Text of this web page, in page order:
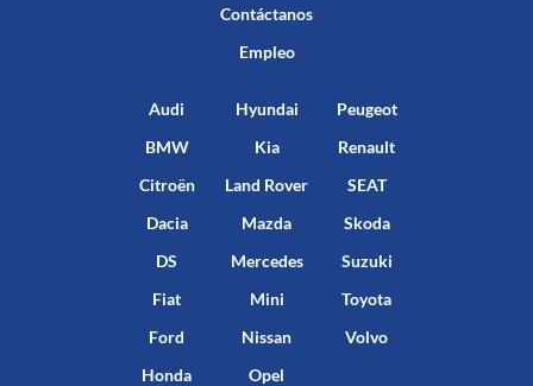
Contáctanos
Empleo
Audi
BMW
Citroën
Dacia
DS
Fiat
Ford
Honda
Hyundai
Kia
Land Rover
Mazda
Mercedes
Mini
Nissan
Opel
Peugeot
Renault
SEAT
Skoda
Suzuki
Toyota
Volvo